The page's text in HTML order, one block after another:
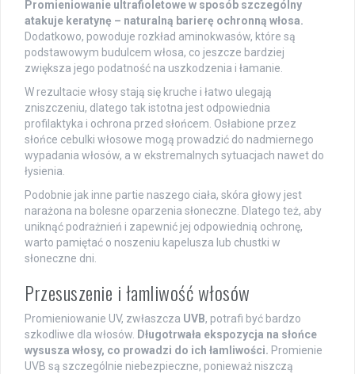
Promieniowanie ultrafioletowe w sposób szczególny
atakuje keratynę – naturalną barierę ochronną włosa.
Dodatkowo, powoduje rozkład aminokwasów, które są
podstawowym budulcem włosa, co jeszcze bardziej
zwiększa jego podatność na uszkodzenia i łamanie.
W rezultacie włosy stają się kruche i łatwo ulegają
zniszczeniu, dlatego tak istotna jest odpowiednia
profilaktyka i ochrona przed słońcem. Osłabione przez
słońce cebulki włosowe mogą prowadzić do nadmiernego
wypadania włosów, a w ekstremalnych sytuacjach nawet do
łysienia.
Podobnie jak inne partie naszego ciała, skóra głowy jest
narażona na bolesne oparzenia słoneczne. Dlatego też, aby
uniknąć podrażnień i zapewnić jej odpowiednią ochronę,
warto pamiętać o noszeniu kapelusza lub chustki w
słoneczne dni.
Przesuszenie i łamliwość włosów
Promieniowanie UV, zwłaszcza UVB, potrafi być bardzo
szkodliwe dla włosów. Długotrwała ekspozycja na słońce
wysusza włosy, co prowadzi do ich łamliwości. Promienie
UVB są szczególnie niebezpieczne, ponieważ niszczą